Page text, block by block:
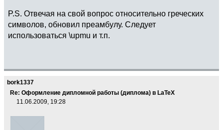
P.S. Отвечая на свой вопрос относительно греческих
символов, обновил преамбулу. Следует
использоваться \upmu и т.п.
bork1337
Re: Оформление дипломной работы (диплома) в LaTeX
11.06.2009, 19:28